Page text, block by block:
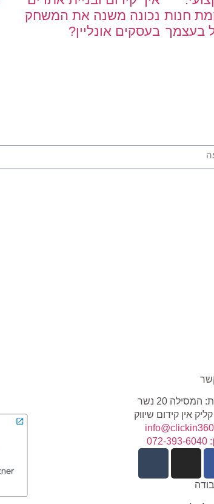
חנות
בעצמך
נכונה משנה את המשחק
בעסקים אונליין?
20 נשר
קליק אין קידום שיווק